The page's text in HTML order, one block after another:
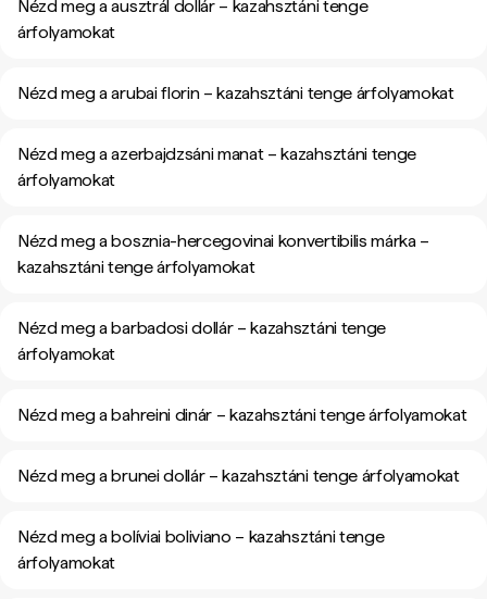
Nézd meg a ausztrál dollár – kazahsztáni tenge
árfolyamokat
Nézd meg a arubai florin – kazahsztáni tenge árfolyamokat
Nézd meg a azerbajdzsáni manat – kazahsztáni tenge
árfolyamokat
Nézd meg a bosznia-hercegovinai konvertibilis márka –
kazahsztáni tenge árfolyamokat
Nézd meg a barbadosi dollár – kazahsztáni tenge
árfolyamokat
Nézd meg a bahreini dinár – kazahsztáni tenge árfolyamokat
Nézd meg a brunei dollár – kazahsztáni tenge árfolyamokat
Nézd meg a bolíviai boliviano – kazahsztáni tenge
árfolyamokat